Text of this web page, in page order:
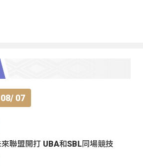
07
聯盟開打 UBA和SBL同場競技